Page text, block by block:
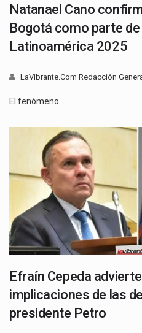
Natanael Cano
Bogotá como parte de
Latinoamérica 2025
LaVibrante.Com Redacción
El fenómeno…
Efraín Cepeda
implicaciones de las
presidente Petro